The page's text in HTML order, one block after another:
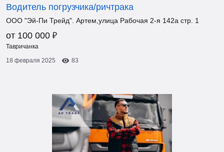
Водитель погрузчика/ричтрака
ООО "Эй-Пи Трейд". Артем,улица Рабочая 2-я 142а стр. 1
от 100 000 ₽
Тавричанка
18 февраля 2025
83